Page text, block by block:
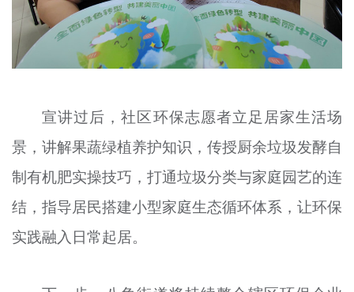
宣讲过后，社区环保志愿者立足居家生活场
景，讲解果蔬绿植养护知识，传授厨余垃圾发酵自
制有机肥实操技巧，打通垃圾分类与家庭园艺的连
结，指导居民搭建小型家庭生态循环体系，让环保
实践融入日常起居。